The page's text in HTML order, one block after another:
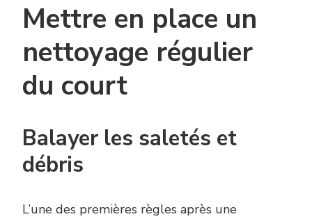
Mettre en place un
nettoyage régulier
du court
Balayer les saletés et
débris
L’une des premières règles après une